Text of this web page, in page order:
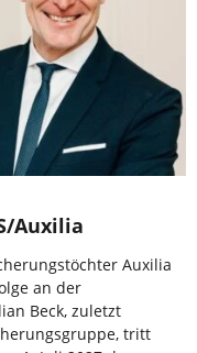
Auxilia
Auxilia
an der
Beck, zuletzt
tritt